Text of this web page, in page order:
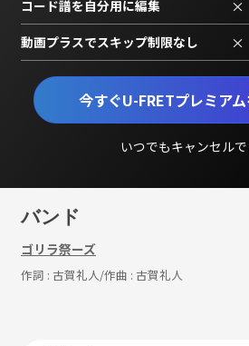
今すぐU-FRETプレミア
いつでもキャンセル
コード譜を自分用に編集 ×
動画プラスでスキップ制限なし ×
バンド
ゴリラ祭ーズ
作詞 : 古賀礼人/作曲 : 古賀礼人